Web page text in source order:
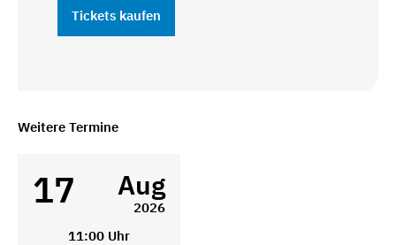
Tickets kaufen
Weitere Termine
17 Aug
2026
11:00 Uhr